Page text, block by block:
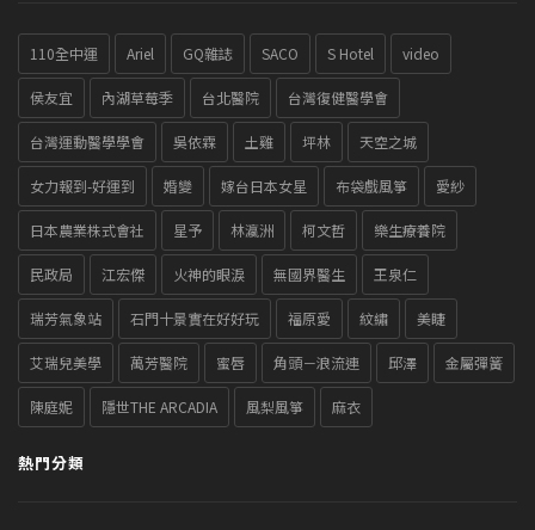
110全中運 Ariel GQ雜誌 SACO S Hotel video
侯友宜 內湖草莓季 台北醫院 台灣復健醫學會
台灣運動醫學學會 吳依霖 土雞 坪林 天空之城
女力報到-好運到 婚變 嫁台日本女星 布袋戲風箏 愛紗
日本農業株式會社 星予 林瀛洲 柯文哲 樂生療養院
民政局 江宏傑 火神的眼淚 無國界醫生 王泉仁
瑞芳氣象站 石門十景實在好好玩 福原愛 紋繡 美睫
艾瑞兒美學 萬芳醫院 蜜唇 角頭－浪流連 邱澤 金屬彈簧
陳庭妮 隱世THE ARCADIA 風梨風箏 麻衣
熱門分類